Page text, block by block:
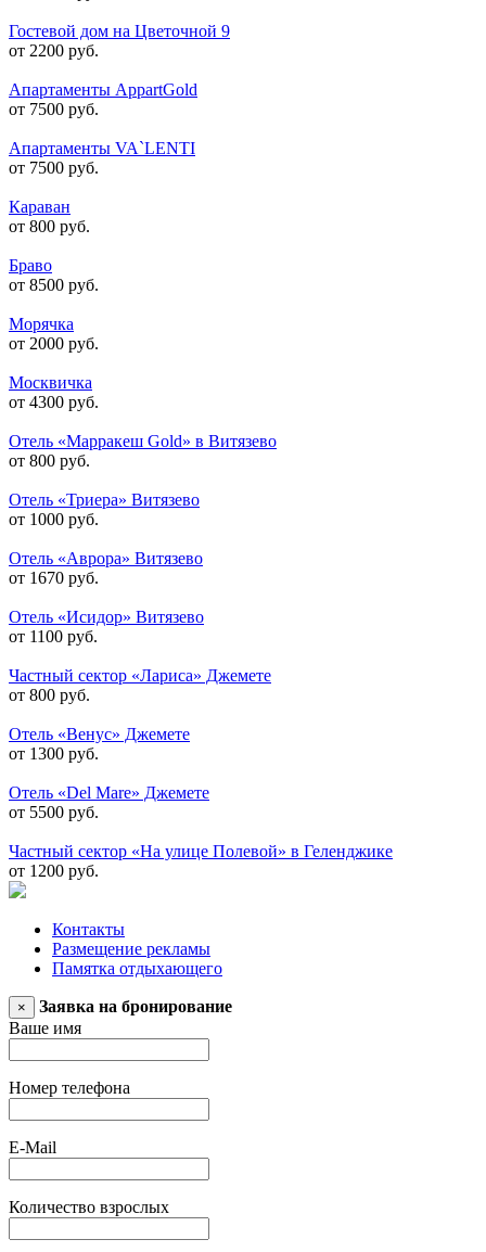
Гостевой дом на Цветочной 9
от 2200 руб.
Апартаменты AppartGold
от 7500 руб.
Апартаменты VA`LENTI
от 7500 руб.
Караван
от 800 руб.
Браво
от 8500 руб.
Морячка
от 2000 руб.
Москвичка
от 4300 руб.
Отель «Марракеш Gold» в Витязево
от 800 руб.
Отель «Триера» Витязево
от 1000 руб.
Отель «Аврора» Витязево
от 1670 руб.
Отель «Исидор» Витязево
от 1100 руб.
Частный сектор «Лариса» Джемете
от 800 руб.
Отель «Венус» Джемете
от 1300 руб.
Отель «Del Mare» Джемете
от 5500 руб.
Частный сектор «На улице Полевой» в Геленджике
от 1200 руб.
Контакты
Размещение рекламы
Памятка отдыхающего
×
Заявка на бронирование
Ваше имя
Номер телефона
E-Mail
Количество взрослых